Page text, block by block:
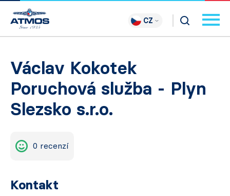
CZ
Václav Kokotek
Poruchová služba - Plyn
Slezsko s.r.o.
0 recenzí
Kontakt